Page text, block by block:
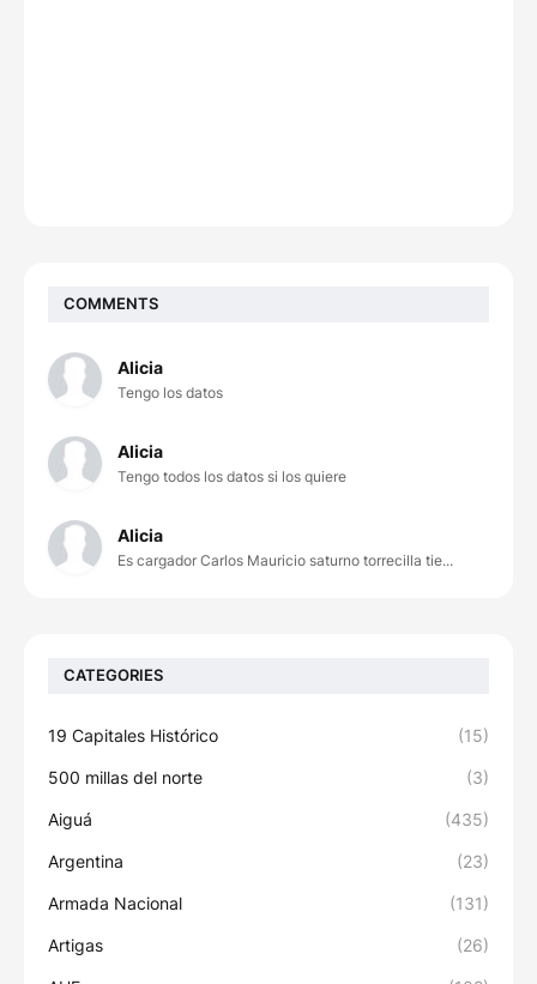
COMMENTS
Alicia
Tengo los datos
Alicia
Tengo todos los datos si los quiere
Alicia
Es cargador Carlos Mauricio saturno torrecilla tie...
CATEGORIES
19 Capitales Histórico (15)
500 millas del norte (3)
Aiguá (435)
Argentina (23)
Armada Nacional (131)
Artigas (26)